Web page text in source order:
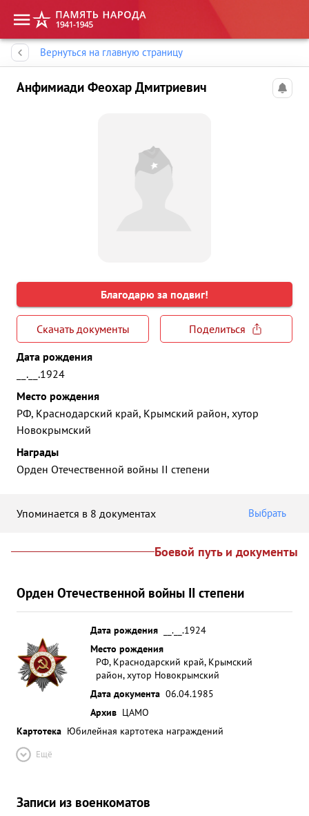
Вернуться на главную страницу
Анфимиади Феохар Дмитриевич
Благодарю за подвиг!
Скачать документы
Поделиться
Дата рождения
__.__.1924
Место рождения
РФ, Краснодарский край, Крымский район, хутор
Новокрымский
Награды
Орден Отечественной войны II степени
Упоминается в 8 документах Выбрать
Боевой путь и документы
Орден Отечественной войны II степени
Дата рождения
__.__.1924
Место рождения
РФ, Краснодарский край, Крымский
район, хутор Новокрымский
Дата документа 06.04.1985
Архив ЦАМО
Картотека Юбилейная картотека награждений
Ещё
Записи из военкоматов
Память народа